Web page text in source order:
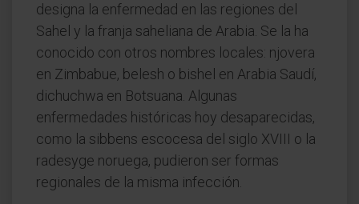
designa la enfermedad en las regiones del
Sahel y la franja saheliana de Arabia. Se la ha
conocido con otros nombres locales: njovera
en Zimbabue, belesh o bishel en Arabia Saudí,
dichuchwa en Botsuana. Algunas
enfermedades históricas hoy desaparecidas,
como la sibbens escocesa del siglo XVIII o la
radesyge noruega, pudieron ser formas
regionales de la misma infección.